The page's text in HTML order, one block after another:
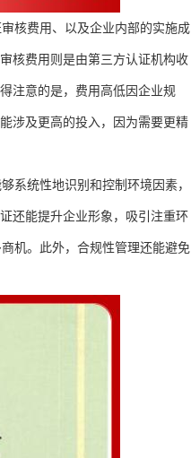
核费用、以及企业内部的实施成
核费用则是由第三方认证机构收
注意的是，费用高低因企业规
涉及更高的投入，因为需要更精
系统性地识别和控制环境因素，
还能提升企业形象，吸引注重环
机。此外，合规性管理还能避免